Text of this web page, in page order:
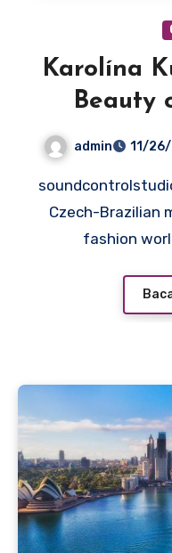
Karolína
Beauty
admin 11/
soundcontrolstudio.com – Karolína Kurková, a
Czech-Brazilian
fashion